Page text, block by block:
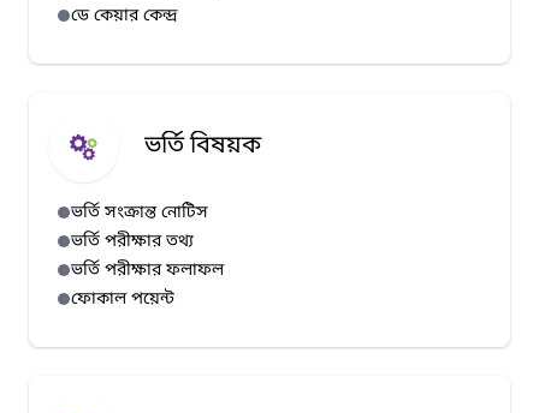
ডে কেয়ার কেন্দ্র
ভর্তি বিষয়ক
ভর্তি সংক্রান্ত নোটিস
ভর্তি পরীক্ষার তথ্য
ভর্তি পরীক্ষার ফলাফল
ফোকাল পয়েন্ট